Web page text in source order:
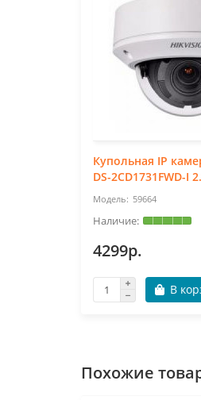
Купольная IP
DS-2CD1731FWD-I
59664
4299р.
В
Похожие